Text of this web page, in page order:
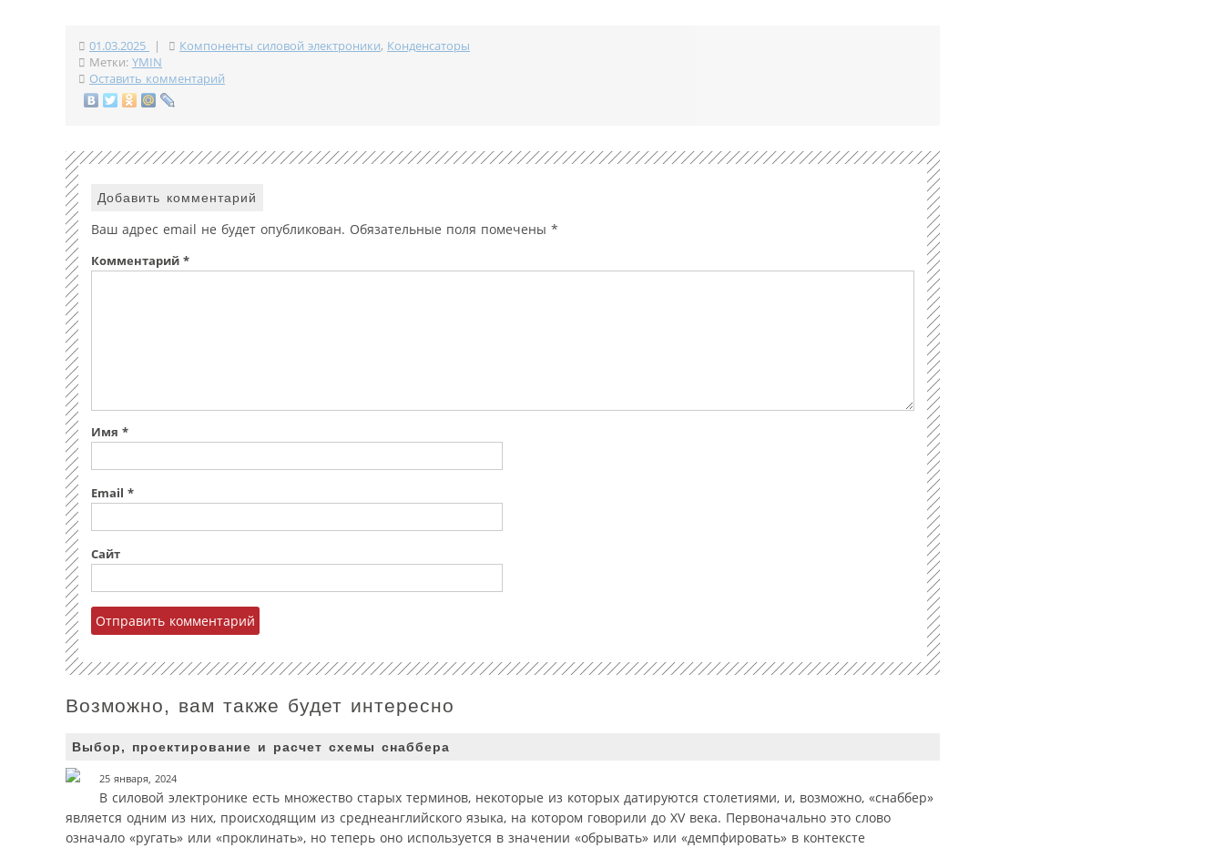
01.03.2025 | Компоненты силовой электроники, Конденсаторы
Метки: YMIN
Оставить комментарий
Добавить комментарий
Ваш адрес email не будет опубликован. Обязательные поля помечены *
Комментарий *
Имя *
Email *
Сайт
Возможно, вам также будет интересно
Выбор, проектирование и расчет схемы снаббера
25 января, 2024
В силовой электронике есть множество старых терминов, некоторые из которых датируются столетиями, и, возможно, «снаббер»
является одним из них, происходящим из средне­английского языка, на котором говорили до XV века. Первоначально это слово
означало «ругать» или «проклинать», но теперь оно используется в значении «обрывать» или «демпфировать» в контексте